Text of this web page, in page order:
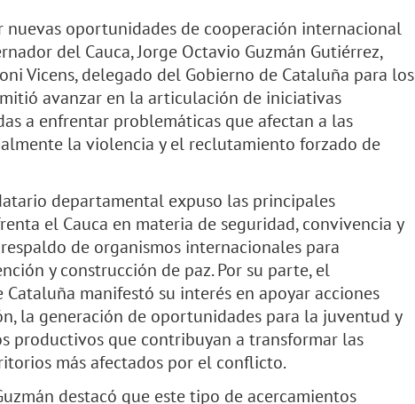
nuevas oportunidades de cooperación internacional
del Cauca, Jorge Octavio Guzmán Gutiérrez,
Vicens, delegado del Gobierno de Cataluña para los
avanzar en la articulación de iniciativas
a enfrentar problemáticas que afectan a las
la violencia y el reclutamiento forzado de
departamental expuso las principales
el Cauca en materia de seguridad, convivencia y
de organismos internacionales para
y construcción de paz. Por su parte, el
manifestó su interés en apoyar acciones
la generación de oportunidades para la juventud y
productivos que contribuyan a transformar las
más afectados por el conflicto.
destacó que este tipo de acercamientos